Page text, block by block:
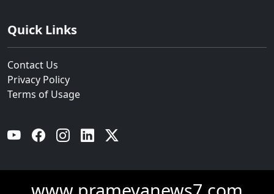
Quick Links
Contact Us
Privacy Policy
Terms of Usage
YouTube Facebook Instagram Linkedin